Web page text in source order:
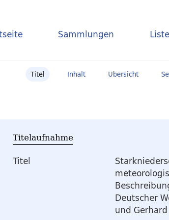
Sammlungen
Titel Inhalt Übersicht
Titelaufnahme
Titel
Deutscher
und